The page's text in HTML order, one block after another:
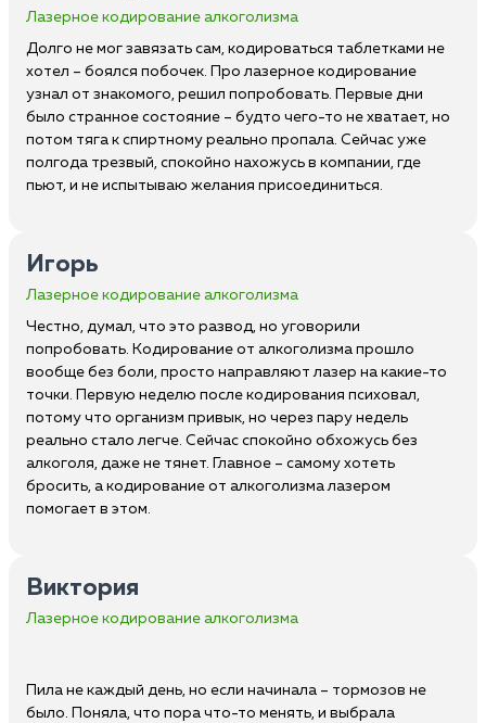
Лазерное кодирование алкоголизма
Долго не мог завязать сам, кодироваться таблетками не
хотел – боялся побочек. Про лазерное кодирование
узнал от знакомого, решил попробовать. Первые дни
было странное состояние – будто чего-то не хватает, но
потом тяга к спиртному реально пропала. Сейчас уже
полгода трезвый, спокойно нахожусь в компании, где
пьют, и не испытываю желания присоединиться.
Игорь
Лазерное кодирование алкоголизма
Честно, думал, что это развод, но уговорили
попробовать. Кодирование от алкоголизма прошло
вообще без боли, просто направляют лазер на какие-то
точки. Первую неделю после кодирования психовал,
потому что организм привык, но через пару недель
реально стало легче. Сейчас спокойно обхожусь без
алкоголя, даже не тянет. Главное – самому хотеть
бросить, а кодирование от алкоголизма лазером
помогает в этом.
Виктория
Лазерное кодирование алкоголизма
Пила не каждый день, но если начинала – тормозов не
было. Поняла, что пора что-то менять, и выбрала